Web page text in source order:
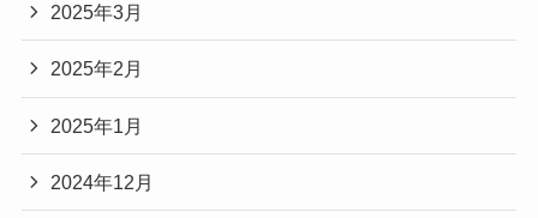
2025年3月
2025年2月
2025年1月
2024年12月